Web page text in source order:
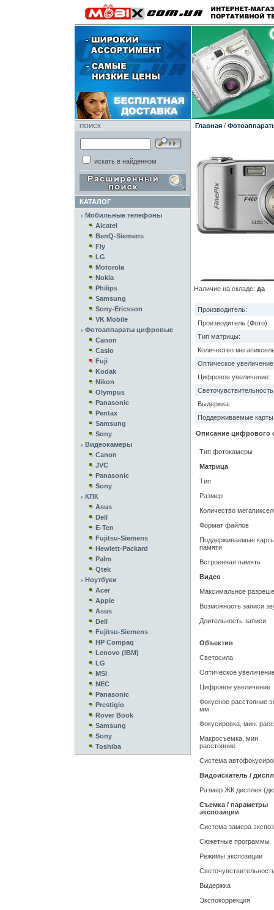
ПОИСК
искать в найденном
КАТАЛОГ
Мобильные телефоны
Alcatel
BenQ-Siemens
Fly
LG
Motorola
Nokia
Philips
Samsung
Sony-Ericsson
VK Mobile
Фотоаппараты цифровые
Canon
Casio
Fuji
Kodak
Nikon
Olympus
Panasonic
Pentax
Samsung
Sony
Видеокамеры
Canon
JVC
Panasonic
Sony
КПК
Asus
Dell
E-Ten
Fujitsu-Siemens
Hewlett-Packard
Palm
Qtek
Ноутбуки
Acer
Apple
Asus
Dell
Fujitsu-Siemens
HP Compaq
Lenovo (IBM)
LG
MSI
NEC
Panasonic
Prestigio
Rover Book
Samsung
Sony
Toshiba
Главная/
Наличие на складе: да
Производитель:
Производитель (Фото):
Тип матрицы:
Количество
Оптическое
Цифровое увеличение:
Выдержка:
Поддерживаемые
Описание цифрового
Тип фотокамеры
Матрица
Тип
Размер
Количество
Формат файлов
Поддерживаемые
памяти
Встроенная память
Видео
Максимальное
Возможность записи
Длительность записи
Объектив
Светосила
Оптическое
Цифровое увеличение
Фокусное расстояние
мм
Фокусировка, мин.
Макросъемка, мин.
расстояние
Система
Видоискатель /
Размер ЖК дисплея
Съемка / параметры
экспозиции
Система замера
Сюжетные программы
Режимы экспозиции
Выдержка
Экспокоррекция